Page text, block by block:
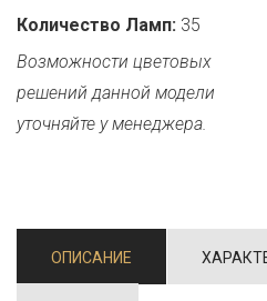
Количество Ламп: 35
Возможности цветовых
решений данной модели
уточняйте у менеджера.
ОПИСАНИЕ